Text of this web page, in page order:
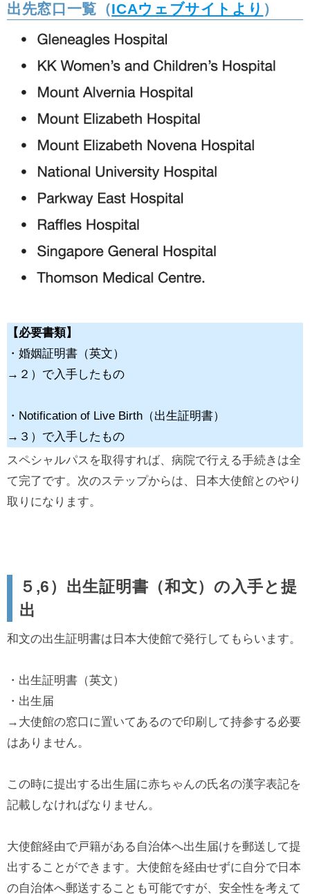
出先窓口一覧（ICAウェブサイトより ）
【必要書類】
・婚姻証明書（英文）
→２）で入手したもの
・Notification of Live Birth（出生証明書）
→３）で入手したもの
スペシャルパスを取得すれば、病院で行える手続きは全
て完了です。次のステップからは、日本大使館とのやり
取りになります。
５,6）出生証明書（和文）の入手と提
出
和文の出生証明書は日本大使館で発行してもらいます。
・出生証明書（英文）
・出生届
→大使館の窓口に置いてあるので印刷して持参する必要
はありません。
この時に提出する出生届に赤ちゃんの氏名の漢字表記を
記載しなければなりません。
大使館経由で戸籍がある自治体へ出生届けを郵送して提
出することができます。大使館を経由せずに自分で日本
の自治体へ郵送することも可能ですが、安全性を考えて